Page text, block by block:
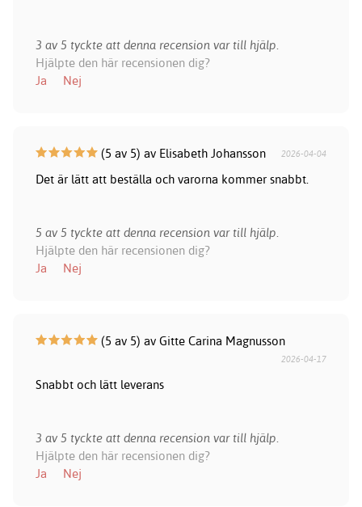
3 av 5 tyckte att denna recension var till hjälp.
Hjälpte den här recensionen dig?
Ja
Nej
(5 av 5) av Elisabeth Johansson 2026-04-04
Det är lätt att beställa och varorna kommer snabbt.
5 av 5 tyckte att denna recension var till hjälp.
Hjälpte den här recensionen dig?
Ja
Nej
(5 av 5) av Gitte Carina Magnusson
2026-04-17
Snabbt och lätt leverans
3 av 5 tyckte att denna recension var till hjälp.
Hjälpte den här recensionen dig?
Ja
Nej